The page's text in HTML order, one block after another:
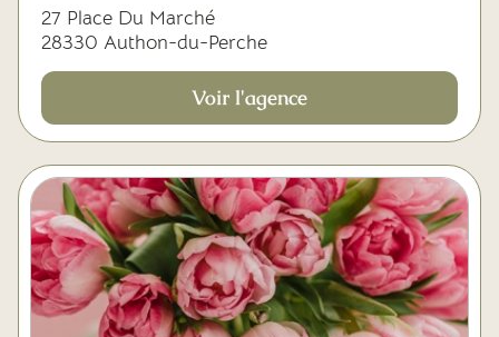
27 Place Du Marché
28330 Authon-du-Perche
Voir l'agence